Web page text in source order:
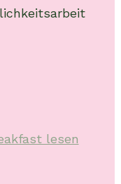
lesen